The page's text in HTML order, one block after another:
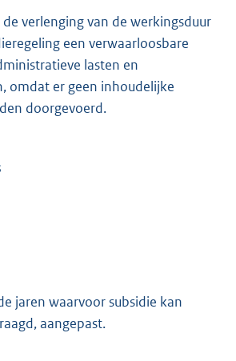
verlenging van de werkingsduur
een verwaarloosbare
lasten en
omdat er geen inhoudelijke
doorgevoerd.
jaren waarvoor subsidie kan
aangepast.